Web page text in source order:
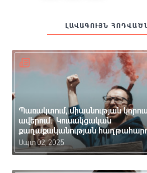
ԼԱՎԱԳՈՒՅՆ
Պառակտում, միասնության
ավերում. Կուսակցական
քաղաքականության
Սպտ 02, 2025